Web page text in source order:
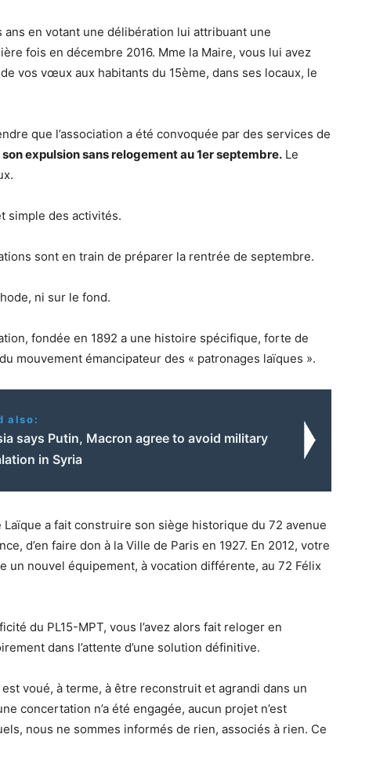
en votant une délibération lui attribuant une
fois en décembre 2016. Mme la Maire, vous lui avez
vos vœux aux habitants du 15ème, dans ses locaux, le
que l’association a été convoquée par des services de
expulsion sans relogement au 1er septembre. Le
simple des activités.
sont en train de préparer la rentrée de septembre.
ni sur le fond.
fondée en 1892 a une histoire spécifique, forte de
mouvement émancipateur des « patronages laïques ».
also:
says Putin, Macron agree to avoid military
in Syria
a fait construire son siège historique du 72 avenue
d’en faire don à la Ville de Paris en 1927. En 2012, votre
un nouvel équipement, à vocation différente, au 72 Félix
du PL15-MPT, vous l’avez alors fait reloger en
dans l’attente d’une solution définitive.
voué, à terme, à être reconstruit et agrandi dans un
concertation n’a été engagée, aucun projet n’est
nous ne sommes informés de rien, associés à rien. Ce